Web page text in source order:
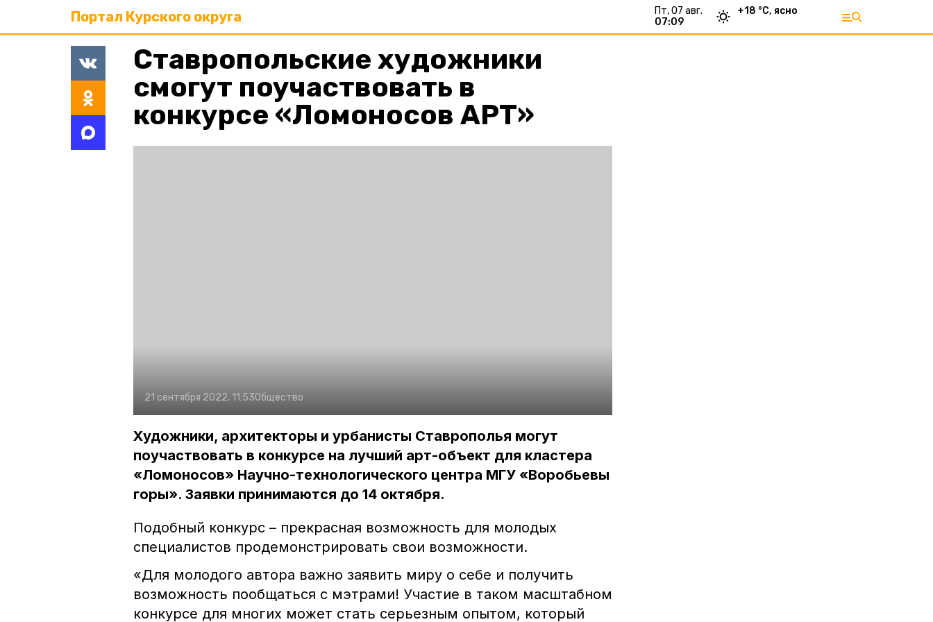
Портал Курского округа
пт, 07 авг.
07:09
+18 °С, ясно
Ставропольские художники
смогут поучаствовать в
конкурсе «Ломоносов АРТ»
21 сентября 2022, 11:53Общество
Художники, архитекторы и урбанисты Ставрополья могут
поучаствовать в конкурсе на лучший арт-объект для кластера
«Ломоносов» Научно-технологического центра МГУ «Воробьевы
горы». Заявки принимаются до 14 октября.
Подобный конкурс – прекрасная возможность для молодых
специалистов продемонстрировать свои возможности.
«Для молодого автора важно заявить миру о себе и получить
возможность пообщаться с мэтрами! Участие в таком масштабном
конкурсе для многих может стать серьезным опытом, который